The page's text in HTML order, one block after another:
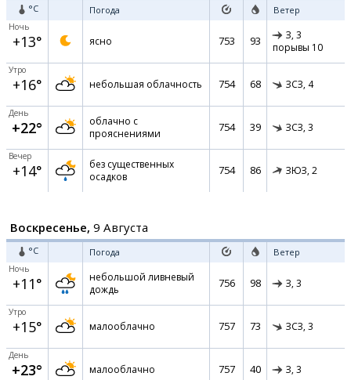
°C Погода Ветер
Ночь
+13° ясно 753 93 З, 3
порывы 10
Утро
+16° небольшая облачность 754 68 ЗСЗ, 4
День
+22°
облачно с
прояснениями
754 39 ЗСЗ, 3
Вечер
+14°
без существенных
осадков
754 86 ЗЮЗ, 2
Воскресенье, 9 Августа
°C Погода Ветер
Ночь
+11°
небольшой ливневый
дождь
756 98 З, 3
Утро
+15° малооблачно 757 73 ЗСЗ, 3
День
+23° малооблачно 757 40 З, 3